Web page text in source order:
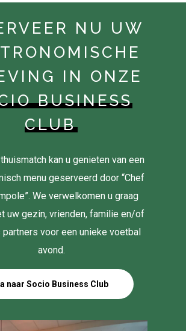
NU UW
IN ONZE
BUSINESS
CLUB
kan u genieten van een
menu geserveerd door “Chef
We verwelkomen u graag
uw gezin, vrienden, familie en/of
voor een unieke voetbal
avond.
naar Socio Business Club